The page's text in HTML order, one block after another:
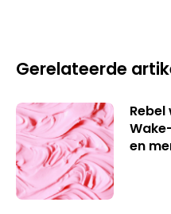
Gerelateerde
en